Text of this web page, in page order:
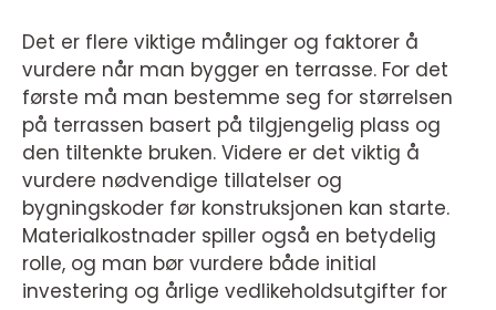
Det er flere viktige målinger og faktorer å
vurdere når man bygger en terrasse. For det
første må man bestemme seg for størrelsen
på terrassen basert på tilgjengelig plass og
den tiltenkte bruken. Videre er det viktig å
vurdere nødvendige tillatelser og
bygningskoder før konstruksjonen kan starte.
Materialkostnader spiller også en betydelig
rolle, og man bør vurdere både initial
investering og årlige vedlikeholdsutgifter for